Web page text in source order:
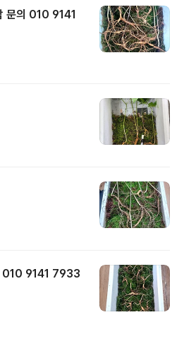
문의 010 9141
010 9141 7933